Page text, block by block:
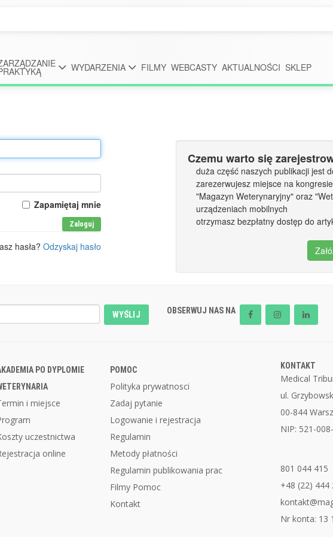
WYDARZENIA FILMY WEBCASTY AKTUALNOŚCI SKLEP
Zapamiętaj mnie
Zaloguj
hasła? Odzyskaj hasło
Czemu warto się
duża część naszych publikacji jest
zarezerwujesz miejsce na
"Magazyn Weterynaryjny" oraz
urządzeniach mobilnych
otrzymasz bezpłatny dostęp do
WYŚLIJ OBSERWUJ NAS NA
PO DYPLOMIE
i miejsce
uczestnictwa
online
POMOC
Polityka prywatnosci
Zadaj pytanie
Logowanie i rejestracja
Regulamin
Metody płatności
Regulamin publikowania prac
Filmy Pomoc
Kontakt
KONTAKT
Medical
ul.
00-844
NIP: 521-
801 044 415
+48 (22) 444
Nr konta: 13